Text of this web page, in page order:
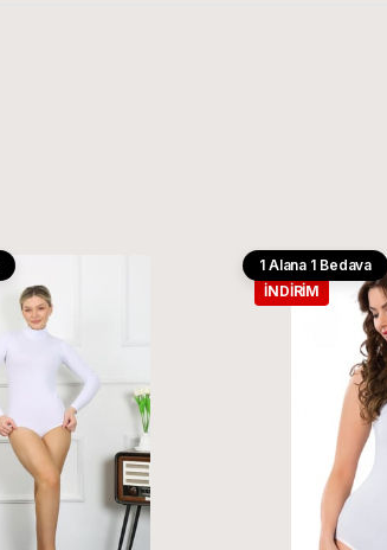
1 Alana 1 Bedava
İNDIRIM